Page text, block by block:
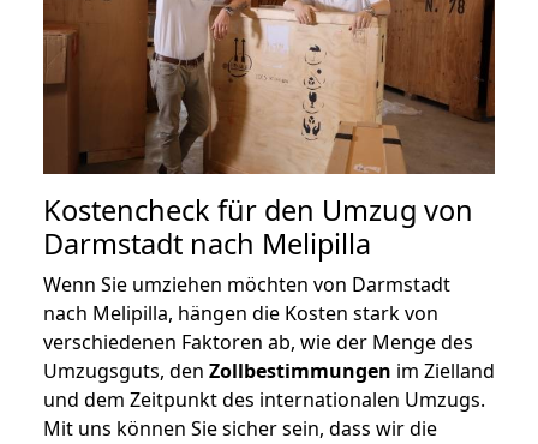
Kostencheck für den Umzug von
Darmstadt nach Melipilla
Wenn Sie umziehen möchten von Darmstadt
nach Melipilla, hängen die Kosten stark von
verschiedenen Faktoren ab, wie der Menge des
Umzugsguts, den Zollbestimmungen im Zielland
und dem Zeitpunkt des internationalen Umzugs.
Mit uns können Sie sicher sein, dass wir die